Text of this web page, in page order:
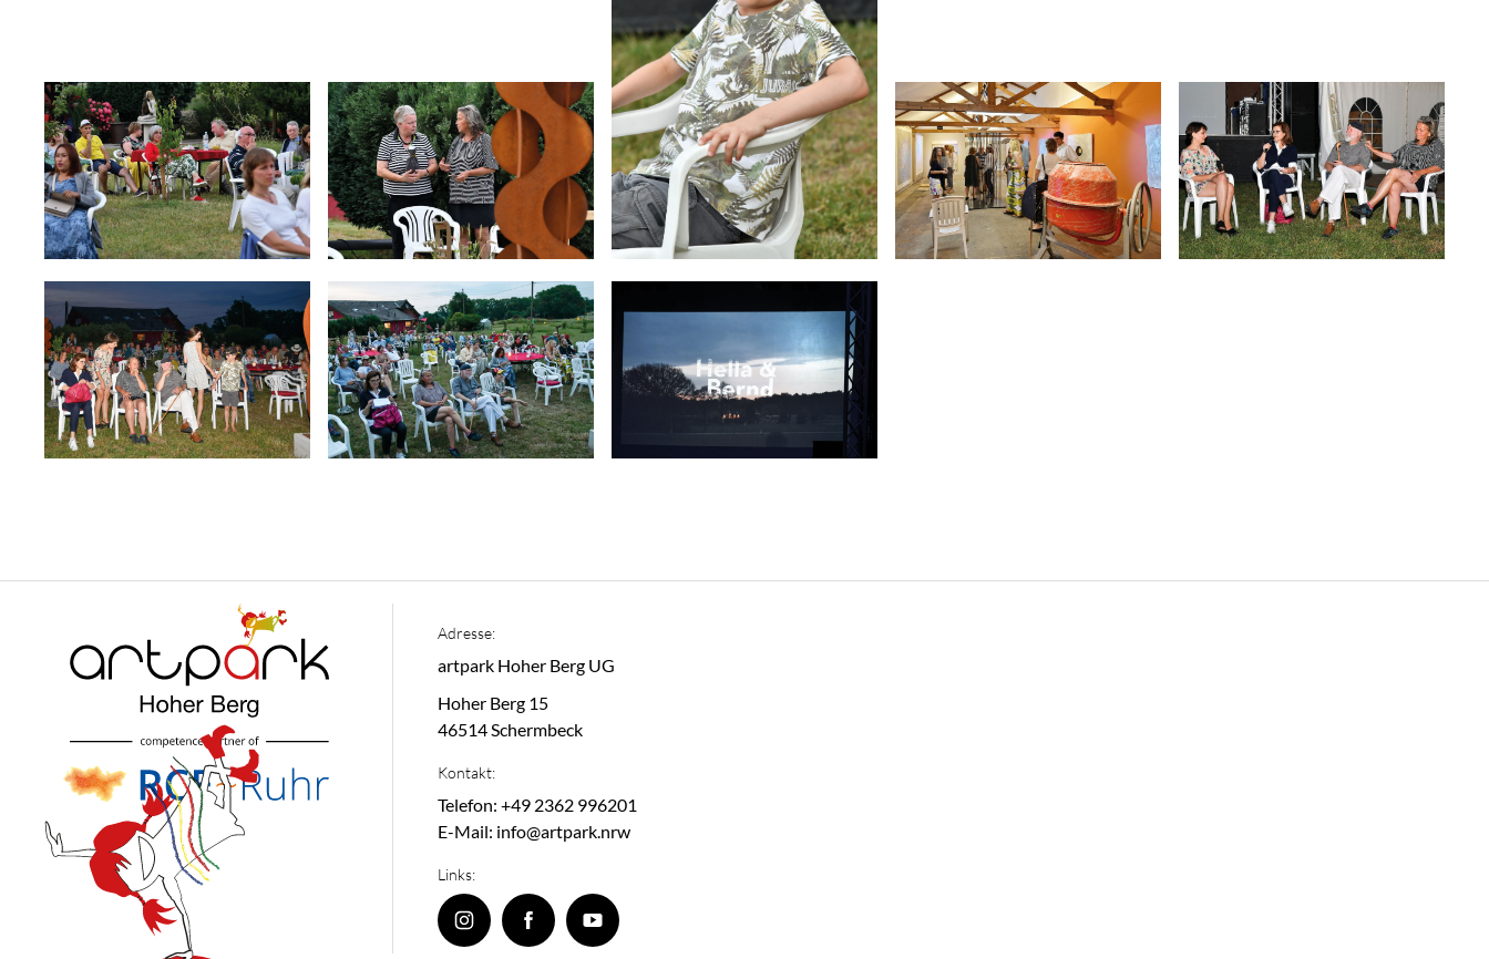
Adresse:
artpark Hoher Berg UG
Hoher Berg 15
46514 Schermbeck
Kontakt:
Telefon: +49 2362 996201
E-Mail: info@artpark.nrw
Links: